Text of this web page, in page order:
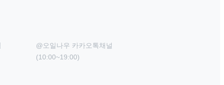
@오일나우 카카오톡채널
(10:00~19:00)